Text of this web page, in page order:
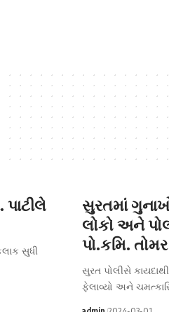
સુધી
સુરતમાં
લોકો અને
પો.કમિ. તોમર
સુરત પોલીસે
ફેલાવ્યો અને